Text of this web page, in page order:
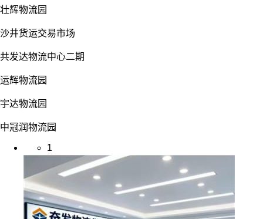
壮辉物流园
沙井货运交易市场
共发达物流中心二期
运辉物流园
宇达物流园
中冠润物流园
1